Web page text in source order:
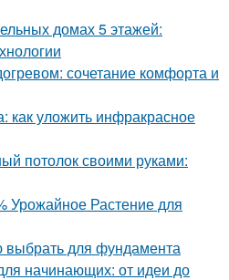
домах 5 этажей:
сочетание комфорта и
как уложить инфракрасное
потолок своими руками:
Урожайное Растение для
выбрать для фундамента
начинающих: от идеи до